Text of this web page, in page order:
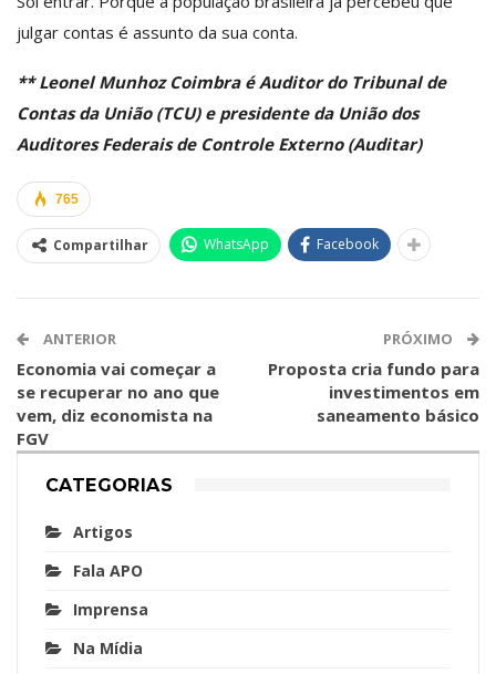
julgar contas é assunto da sua conta.
** Leonel Munhoz Coimbra é Auditor do Tribunal de
Contas da União (TCU) e presidente da União dos
Auditores Federais de Controle Externo (Auditar)
765
Compartilhar WhatsApp Facebook
ANTERIOR
Economia vai começar a
se recuperar no ano que
vem, diz economista na
FGV
PRÓXIMO
Proposta cria fundo para
investimentos em
saneamento básico
CATEGORIAS
Artigos
Fala APO
Imprensa
Na Mídia